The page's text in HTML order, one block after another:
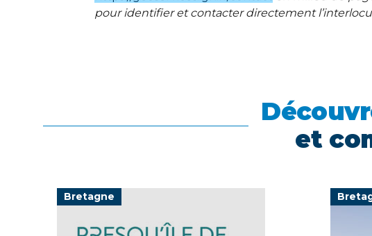
pour identifier et contacter directement
et
Bretagne